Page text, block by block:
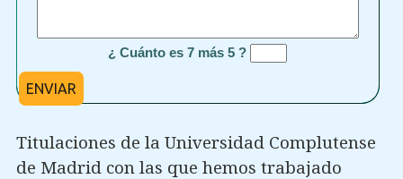
¿ Cuánto es 7 más 5 ?
ENVIAR
Titulaciones de la Universidad Complutense
de Madrid con las que hemos trabajado